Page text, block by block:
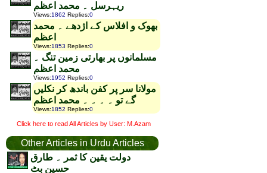
ریہرسل ۔ محمد اعظم
Views:1862 Replies:0
بھوک و افلاس کے اژدھے ۔ محمد
اعظم
Views:1853 Replies:0
مسلمانوں پر بھارتی زمین تنگ ۔
محمد اعظم
Views:1952 Replies:0
مولانا سر پر کفن باندھ کر نکلیں
گے تو ۔ ۔ ۔ ۔ محمد اعظم
Views:1852 Replies:0
Click here to read All Articles by User: M.Azam
Other Articles in Urdu Articles
دولت یقین کا ثمر ۔ طارق
حسین بٹ